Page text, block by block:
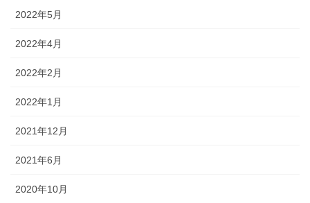
2022年5月
2022年4月
2022年2月
2022年1月
2021年12月
2021年6月
2020年10月